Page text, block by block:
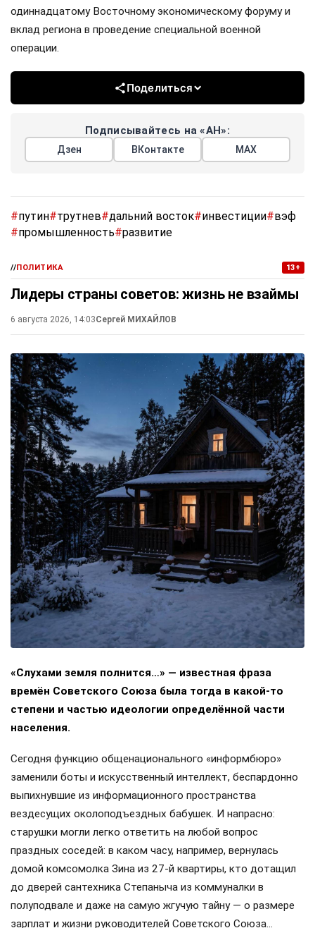
одиннадцатому Восточному экономическому форуму и
вклад региона в проведение специальной военной
операции.
Поделиться
Подписывайтесь на «АН»:
Дзен ВКонтакте МАХ
#путин#трутнев#дальний восток#инвестиции#вэф
#промышленность#развитие
//ПОЛИТИКА 13+
Лидеры страны советов: жизнь не взаймы
6 августа 2026, 14:03Сергей МИХАЙЛОВ
«Слухами земля полнится…» — известная фраза
времён Советского Союза была тогда в какой-то
степени и частью идеологии определённой части
населения.
Сегодня функцию общенационального «информбюро»
заменили боты и искусственный интеллект, беспардонно
выпихнувшие из информационного пространства
вездесущих околоподъездных бабушек. И напрасно:
старушки могли легко ответить на любой вопрос
праздных соседей: в каком часу, например, вернулась
домой комсомолка Зина из 27-й квартиры, кто дотащил
до дверей сантехника Степаныча из коммуналки в
полуподвале и даже на самую жгучую тайну — о размере
зарплат и жизни руководителей Советского Союза…